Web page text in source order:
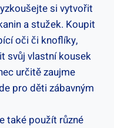
si vytvořit
a stužek. Koupit
oči či knoflíky,
svůj vlastní kousek
určitě zaujme
pro děti zábavným
také použít různé